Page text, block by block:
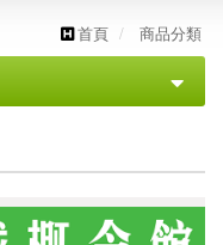
首頁 商品分類
組合再打7折
組合再打8折